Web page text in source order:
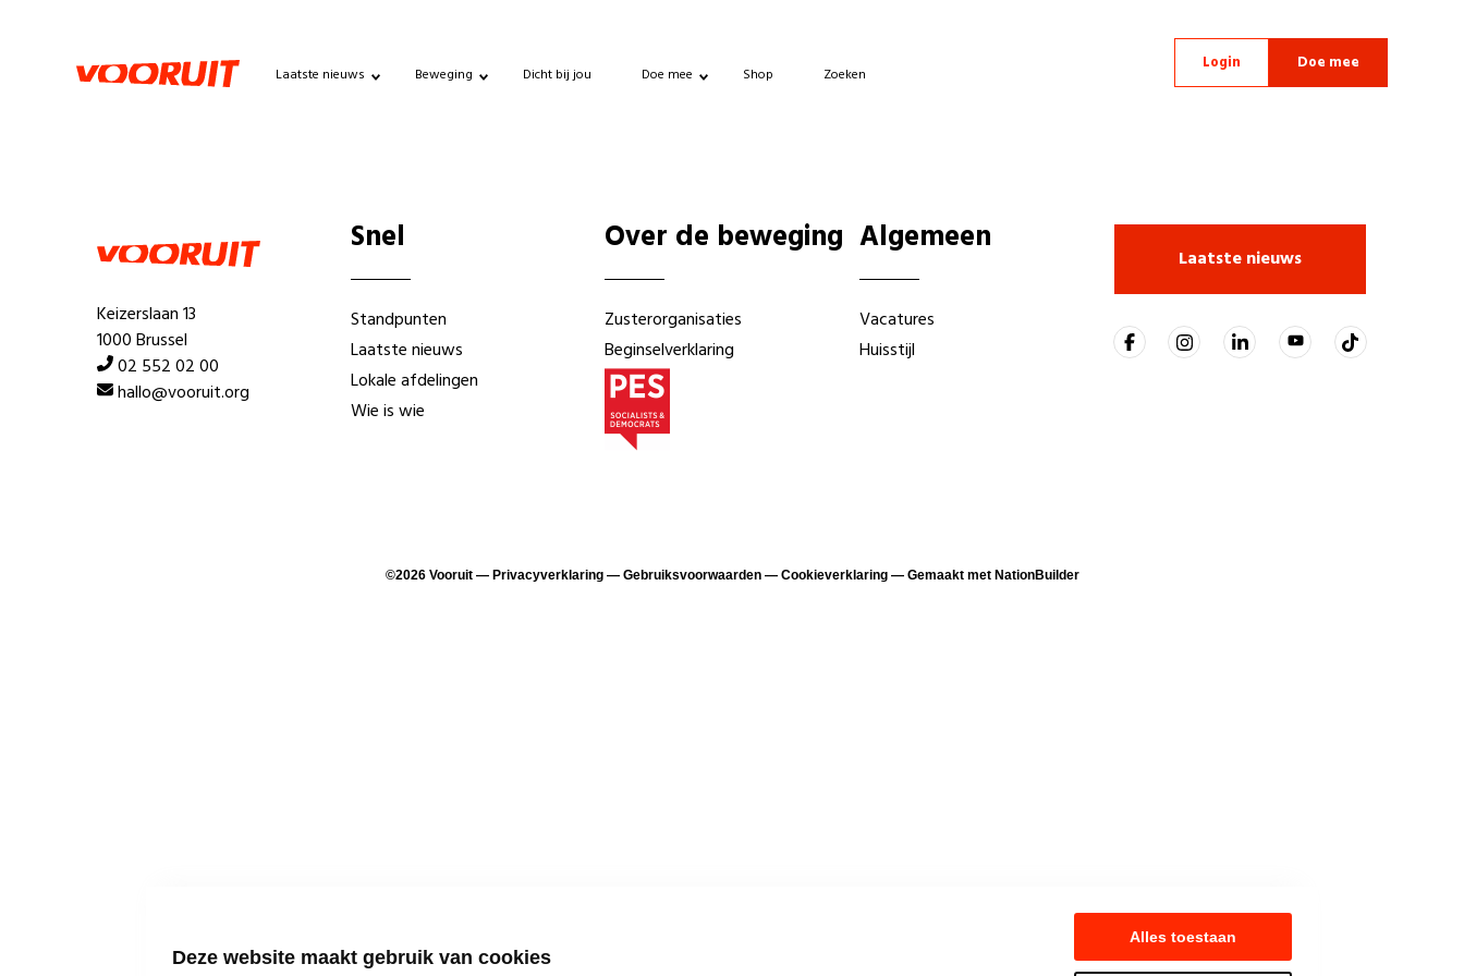
Deze website maakt gebruik van cookies
Alles toestaan
Laatste nieuws Beweging Dicht bij jou Doe mee Shop Zoeken
Login Doe mee
Keizerslaan 13
1000 Brussel
02 552 02 00
hallo@vooruit.org
Snel
Standpunten
Laatste nieuws
Lokale afdelingen
Wie is wie
Over de beweging
Zusterorganisaties
Beginselverklaring
Algemeen
Vacatures
Huisstijl
Laatste nieuws
©2026Vooruit — Privacyverklaring— Gebruiksvoorwaarden— Cookieverklaring— Gemaakt met NationBuilder